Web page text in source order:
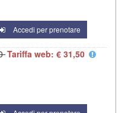
Accedi per prenotare
Tariffa web: € 31,50